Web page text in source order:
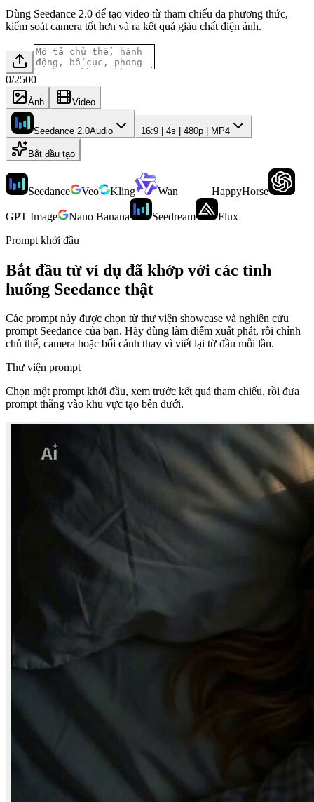
Dùng Seedance 2.0 để tạo video từ tham chiếu đa phương thức,
kiểm soát camera tốt hơn và ra kết quả giàu chất điện ảnh.
0/2500
Ảnh Video
Seedance 2.0Audio 16:9 | 4s | 480p | MP4
Bắt đầu tạo
Seedance Veo Kling Wan HappyHorse
GPT Image Nano Banana Seedream
Flux
Prompt khởi đầu
Bắt đầu từ ví dụ đã khớp với các tình
huống Seedance thật
Các prompt này được chọn từ thư viện showcase và nghiên cứu
prompt Seedance của bạn. Hãy dùng làm điểm xuất phát, rồi chỉnh
chủ thể, camera hoặc bối cảnh thay vì viết lại từ đầu mỗi lần.
Thư viện prompt
Chọn một prompt khởi đầu, xem trước kết quả tham chiếu, rồi đưa
prompt thẳng vào khu vực tạo bên dưới.